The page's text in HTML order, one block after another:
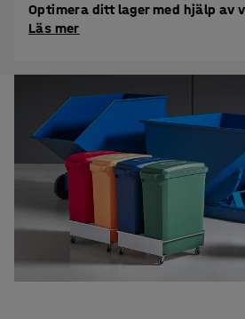
Optimera ditt lager med hjälp av
Läs mer